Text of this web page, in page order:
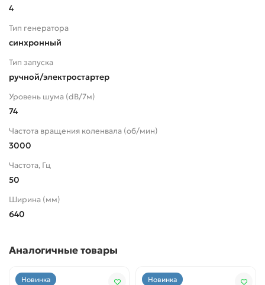
4
Тип генератора
синхронный
Тип запуска
ручной/электростартер
Уровень шума (dB/7м)
74
Частота вращения коленвала (об/мин)
3000
Частота, Гц
50
Ширина (мм)
640
Аналогичные товары
Новинка Новинка